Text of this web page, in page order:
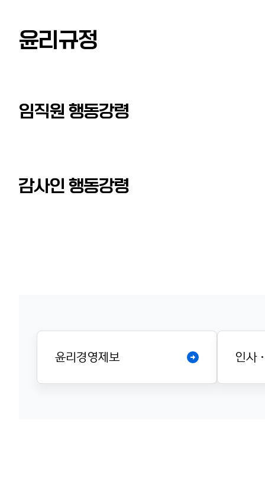
윤리규정
임직원 행동강령
감사인 행동강령
윤리경영제보 인사